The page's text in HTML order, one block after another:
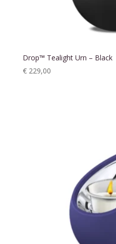
Drop™ Tealight Urn – Black
€229,00